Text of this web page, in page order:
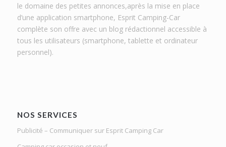
le domaine des petites annonces,après la mise en place
d’une application smartphone, Esprit Camping-Car
complète son offre avec un blog rédactionnel accessible à
tous les utilisateurs (smartphone, tablette et ordinateur
personnel).
NOS SERVICES
Publicité – Communiquer sur Esprit Camping Car